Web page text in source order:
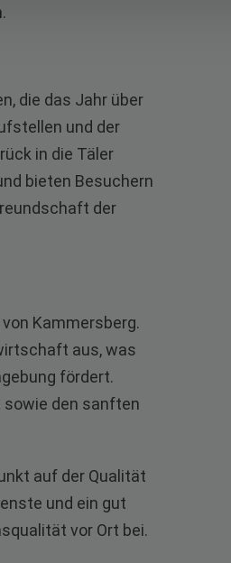
die das Jahr über
und der
in die Täler
bieten Besuchern
der
Kammersberg.
aus, was
fördert.
den sanften
auf der Qualität
und ein gut
vor Ort bei.